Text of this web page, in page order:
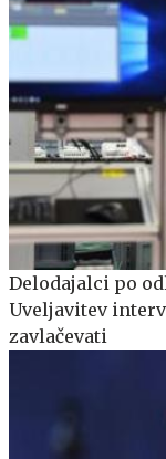
Delodajalci po
Uveljavitev
zavlačevati